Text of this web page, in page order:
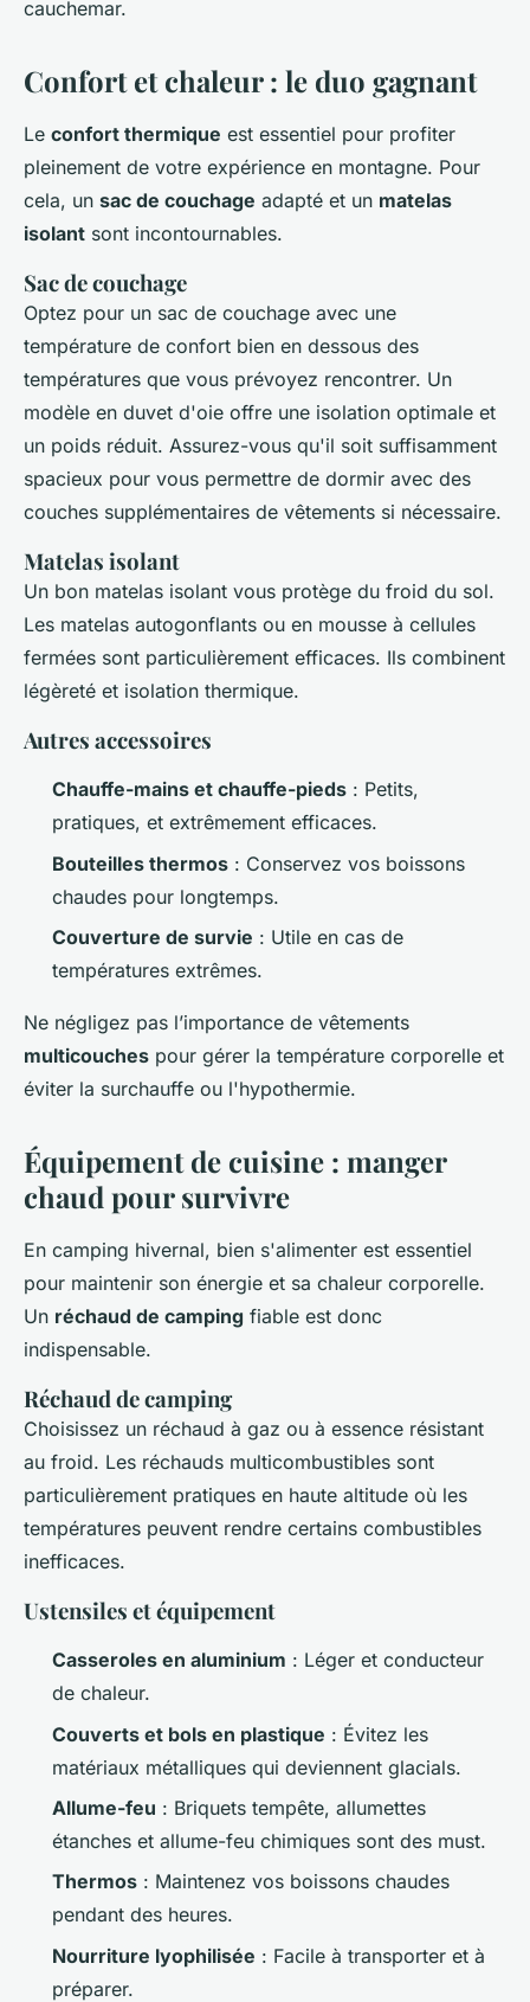
cauchemar.
Confort et chaleur : le duo gagnant
Le confort thermique est essentiel pour profiter
pleinement de votre expérience en montagne. Pour
cela, un sac de couchage adapté et un matelas
isolant sont incontournables.
Sac de couchage
Optez pour un sac de couchage avec une
température de confort bien en dessous des
températures que vous prévoyez rencontrer. Un
modèle en duvet d'oie offre une isolation optimale et
un poids réduit. Assurez-vous qu'il soit suffisamment
spacieux pour vous permettre de dormir avec des
couches supplémentaires de vêtements si nécessaire.
Matelas isolant
Un bon matelas isolant vous protège du froid du sol.
Les matelas autogonflants ou en mousse à cellules
fermées sont particulièrement efficaces. Ils combinent
légèreté et isolation thermique.
Autres accessoires
Chauffe-mains et chauffe-pieds : Petits,
pratiques, et extrêmement efficaces.
Bouteilles thermos : Conservez vos boissons
chaudes pour longtemps.
Couverture de survie : Utile en cas de
températures extrêmes.
Ne négligez pas l’importance de vêtements
multicouches pour gérer la température corporelle et
éviter la surchauffe ou l'hypothermie.
Équipement de cuisine : manger
chaud pour survivre
En camping hivernal, bien s'alimenter est essentiel
pour maintenir son énergie et sa chaleur corporelle.
Un réchaud de camping fiable est donc
indispensable.
Réchaud de camping
Choisissez un réchaud à gaz ou à essence résistant
au froid. Les réchauds multicombustibles sont
particulièrement pratiques en haute altitude où les
températures peuvent rendre certains combustibles
inefficaces.
Ustensiles et équipement
Casseroles en aluminium : Léger et conducteur
de chaleur.
Couverts et bols en plastique : Évitez les
matériaux métalliques qui deviennent glacials.
Allume-feu : Briquets tempête, allumettes
étanches et allume-feu chimiques sont des must.
Thermos : Maintenez vos boissons chaudes
pendant des heures.
Nourriture lyophilisée : Facile à transporter et à
préparer.